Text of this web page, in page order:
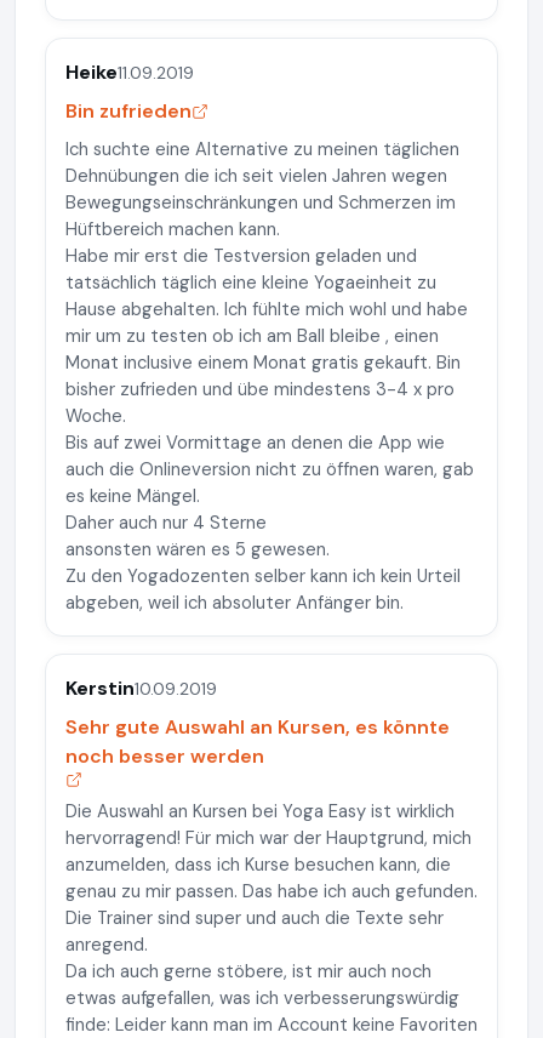
Heike11.09.2019
Bin zufrieden
Ich suchte eine Alternative zu meinen täglichen
Dehnübungen die ich seit vielen Jahren wegen
Bewegungseinschränkungen und Schmerzen im
Hüftbereich machen kann.
Habe mir erst die Testversion geladen und
tatsächlich täglich eine kleine Yogaeinheit zu
Hause abgehalten. Ich fühlte mich wohl und habe
mir um zu testen ob ich am Ball bleibe , einen
Monat inclusive einem Monat gratis gekauft. Bin
bisher zufrieden und übe mindestens 3-4 x pro
Woche.
Bis auf zwei Vormittage an denen die App wie
auch die Onlineversion nicht zu öffnen waren, gab
es keine Mängel.
Daher auch nur 4 Sterne
ansonsten wären es 5 gewesen.
Zu den Yogadozenten selber kann ich kein Urteil
abgeben, weil ich absoluter Anfänger bin.
Kerstin10.09.2019
Sehr gute Auswahl an Kursen, es könnte
noch besser werden
Die Auswahl an Kursen bei Yoga Easy ist wirklich
hervorragend! Für mich war der Hauptgrund, mich
anzumelden, dass ich Kurse besuchen kann, die
genau zu mir passen. Das habe ich auch gefunden.
Die Trainer sind super und auch die Texte sehr
anregend.
Da ich auch gerne stöbere, ist mir auch noch
etwas aufgefallen, was ich verbesserungswürdig
finde: Leider kann man im Account keine Favoriten